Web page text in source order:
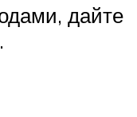
дайте